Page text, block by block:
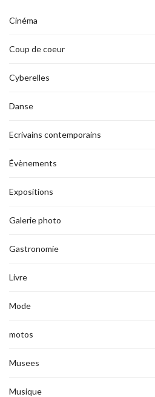
Cinéma
Coup de coeur
Cyberelles
Danse
Ecrivains contemporains
Évènements
Expositions
Galerie photo
Gastronomie
Livre
Mode
motos
Musees
Musique